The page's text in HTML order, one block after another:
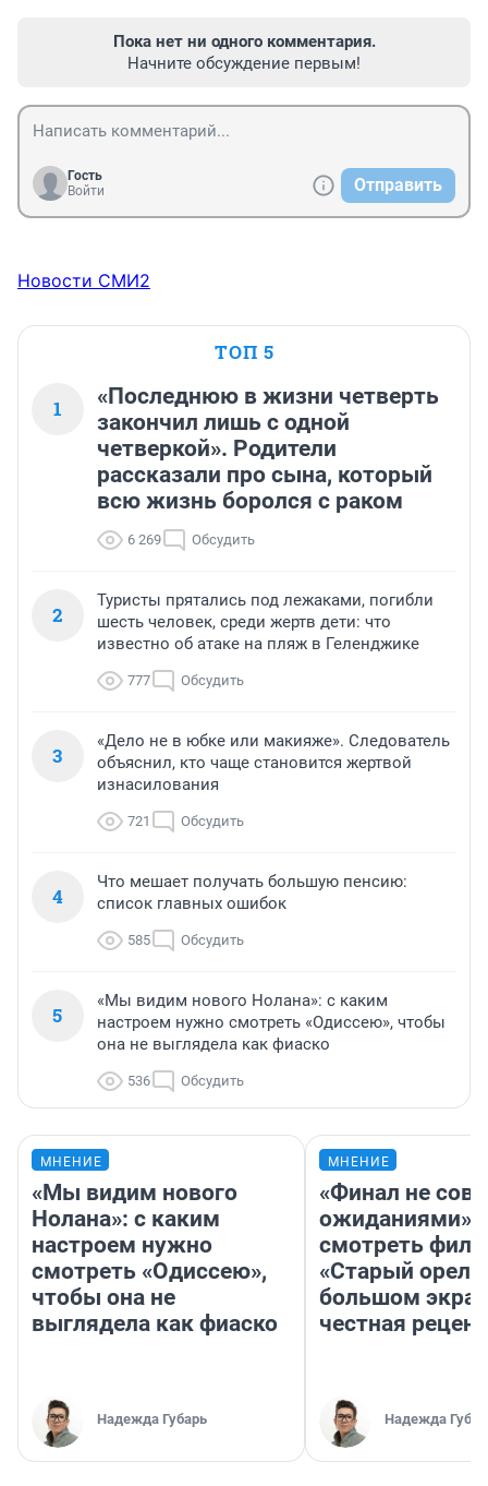
Пока нет ни одного комментария.
Начните обсуждение первым!
Гость
Войти
Отправить
Новости СМИ2
ТОП 5
1
«Последнюю в жизни четверть
закончил лишь с одной
четверкой». Родители
рассказали про сына, который
всю жизнь боролся с раком
6 269 Обсудить
2
Туристы прятались под лежаками, погибли
шесть человек, среди жертв дети: что
известно об атаке на пляж в Геленджике
777 Обсудить
3
«Дело не в юбке или макияже». Следователь
объяснил, кто чаще становится жертвой
изнасилования
721 Обсудить
4
Что мешает получать большую пенсию:
список главных ошибок
585 Обсудить
5
«Мы видим нового Нолана»: с каким
настроем нужно смотреть «Одиссею», чтобы
она не выглядела как фиаско
536 Обсудить
МНЕНИЕ
«Мы видим нового
Нолана»: с каким
настроем нужно
смотреть «Одиссею»,
чтобы она не
выглядела как фиаско
Надежда Губарь
МНЕНИЕ
«Финал не
ожиданиями»:
смотреть
«Старый орел»
большом
честная
Надежда